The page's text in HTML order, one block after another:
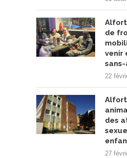
de
venir
22
des
27